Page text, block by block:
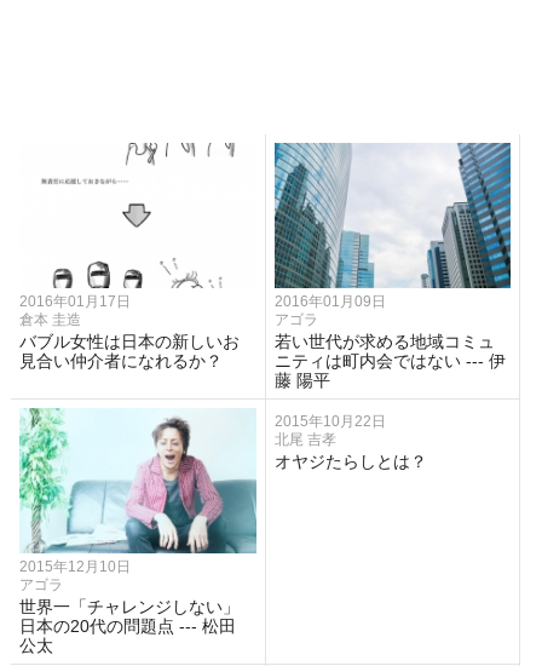
2016年01月17日
倉本 圭造
バブル女性は日本の新しいお
見合い仲介者になれるか？
2016年01月09日
アゴラ
若い世代が求める地域コミュ
ニティは町内会ではない --- 伊
藤 陽平
2015年12月10日
アゴラ
世界一「チャレンジしない」
日本の20代の問題点 --- 松田
公太
2015年10月22日
北尾 吉孝
オヤジたらしとは？